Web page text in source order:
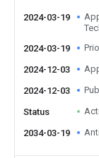
2024-03-19
2024-03-19
2024-12-03
2024-12-03
Status
2034-03-19